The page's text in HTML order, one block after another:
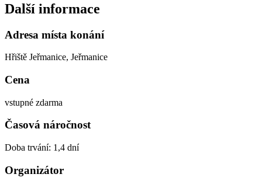
Další informace
Adresa místa konání
Hřiště Jeřmanice, Jeřmanice
Cena
vstupné zdarma
Časová náročnost
Doba trvání: 1,4 dní
Organizátor